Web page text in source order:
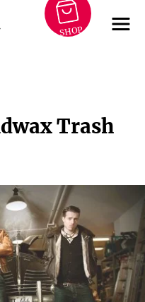
SHOP
Trash